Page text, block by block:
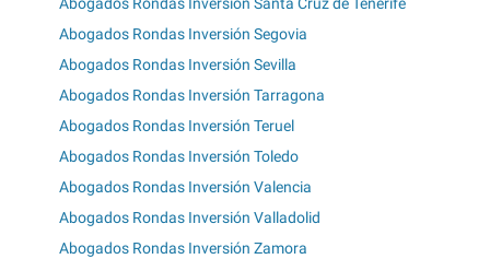
Abogados Rondas Inversión Santa Cruz de Tenerife
Abogados Rondas Inversión Segovia
Abogados Rondas Inversión Sevilla
Abogados Rondas Inversión Tarragona
Abogados Rondas Inversión Teruel
Abogados Rondas Inversión Toledo
Abogados Rondas Inversión Valencia
Abogados Rondas Inversión Valladolid
Abogados Rondas Inversión Zamora